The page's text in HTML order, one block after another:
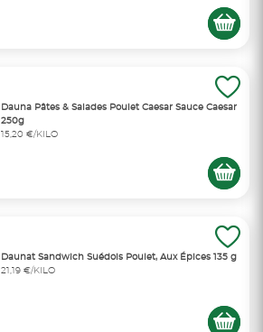
Dauna Pâtes & Salades Poulet Caesar Sauce Caesar
250g
15,20 €/KILO
Daunat Sandwich Suédois Poulet, Aux Épices 135 g
21,19 €/KILO